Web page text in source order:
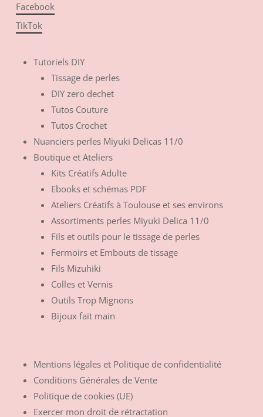
Facebook
TikTok
Tutoriels DIY
Tissage de perles
DIY zero dechet
Tutos Couture
Tutos Crochet
Nuanciers perles Miyuki Delicas 11/0
Boutique et Ateliers
Kits Créatifs Adulte
Ebooks et schémas PDF
Ateliers Créatifs à Toulouse et ses environs
Assortiments perles Miyuki Delica 11/0
Fils et outils pour le tissage de perles
Fermoirs et Embouts de tissage
Fils Mizuhiki
Colles et Vernis
Outils Trop Mignons
Bijoux fait main
Mentions légales et Politique de confidentialité
Conditions Générales de Vente
Politique de cookies (UE)
Exercer mon droit de rétractation